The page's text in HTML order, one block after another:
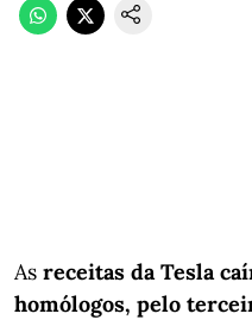
As receitas da Tesla
homólogos, pelo